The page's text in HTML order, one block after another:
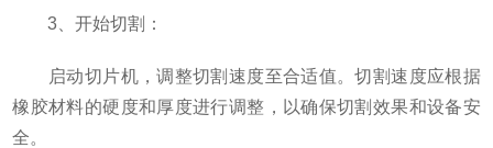
3、开始切割：
启动切片机，调整切割速度至合适值。切割速度应根据
橡胶材料的硬度和厚度进行调整，以确保切割效果和设备安
全。